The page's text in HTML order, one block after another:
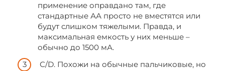
применение оправдано там, где
стандартные АА просто не вместятся или
будут слишком тяжелыми. Правда, и
максимальная емкость у них меньше –
обычно до 1500 мА.
С/D. Похожи на обычные пальчиковые, но